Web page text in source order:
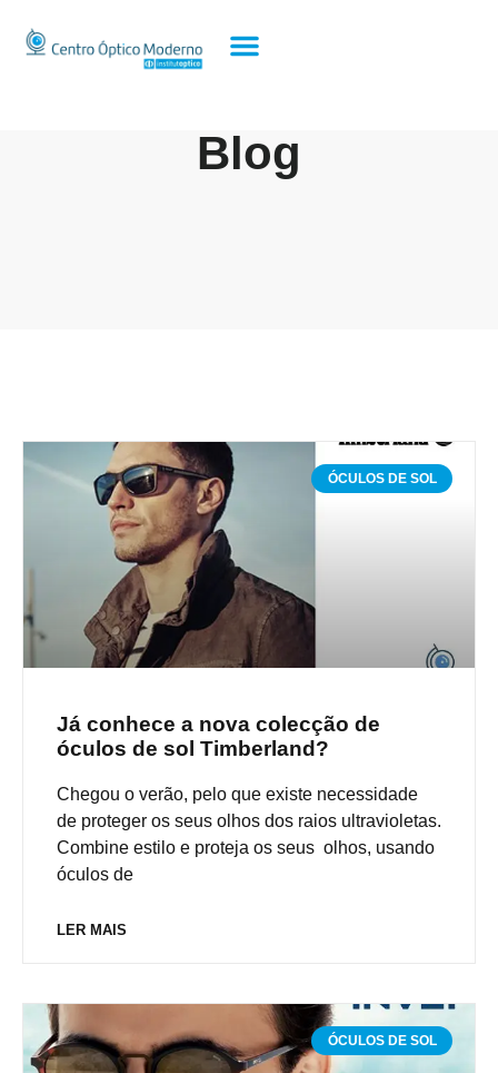
Blog
ÓCULOS DE SOL
Já conhece a nova colecção de
óculos de sol Timberland?
Chegou o verão, pelo que existe necessidade
de proteger os seus olhos dos raios ultravioletas.
Combine estilo e proteja os seus olhos, usando
óculos de
LER MAIS
ÓCULOS DE SOL